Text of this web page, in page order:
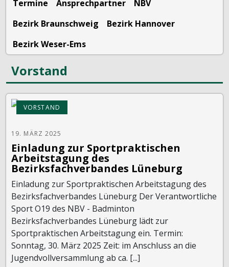
Termine
Ansprechpartner
NBV
Bezirk Braunschweig
Bezirk Hannover
Bezirk Weser-Ems
Vorstand
VORSTAND
19. MÄRZ 2025
Einladung zur Sportpraktischen
Arbeitstagung des
Bezirksfachverbandes Lüneburg
Einladung zur Sportpraktischen Arbeitstagung des
Bezirksfachverbandes Lüneburg Der Verantwortliche
Sport O19 des NBV - Badminton
Bezirksfachverbandes Lüneburg lädt zur
Sportpraktischen Arbeitstagung ein. Termin:
Sonntag, 30. März 2025 Zeit: im Anschluss an die
Jugendvollversammlung ab ca. [...]